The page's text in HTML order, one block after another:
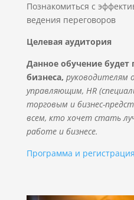
Познакомиться с
ведения переговоров
Целевая аудитория
Данное обучение
бизнеса, руководителям
управляющим, HR
торговым и бизнес-
всем, кто хочет стать
работе и бизнесе.
Программа и регистрация